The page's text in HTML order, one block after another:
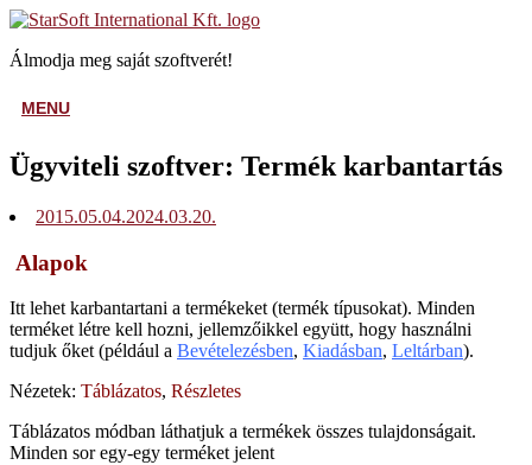
Skip
content
Home
Álmodja meg saját szoftverét!
MENUMENU
Ügyviteli szoftver: Termék karbantartás
2015.05.04.2024.03.20.
Alapok
Itt lehet karbantartani a termékeket (termék típusokat). Minden
terméket létre kell hozni, jellemzőikkel együtt, hogy használni
tudjuk őket (például a Bevételezésben, Kiadásban, Leltárban).
Nézetek: Táblázatos, Részletes
Táblázatos módban láthatjuk a termékek összes tulajdonságait.
Minden sor egy-egy terméket jelent